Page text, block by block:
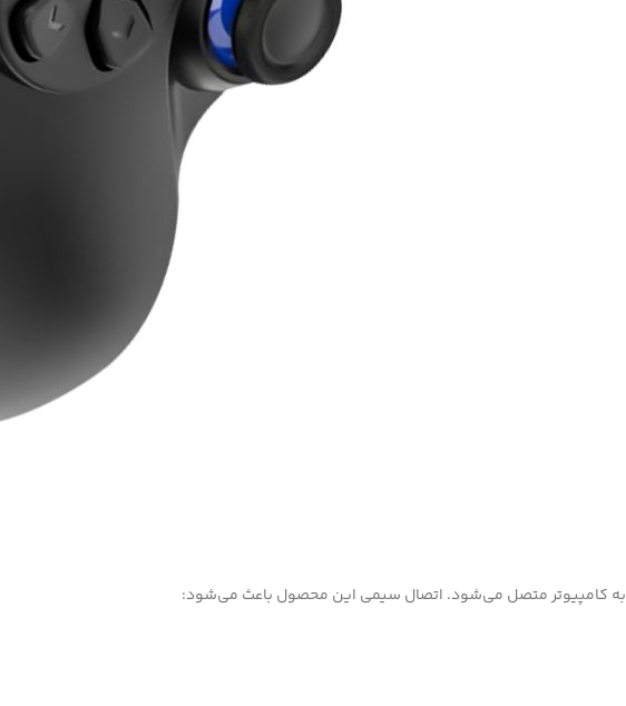
به کامپیوتر متصل می‌شود. اتصال سیمی این محصول باعث می‌شود: